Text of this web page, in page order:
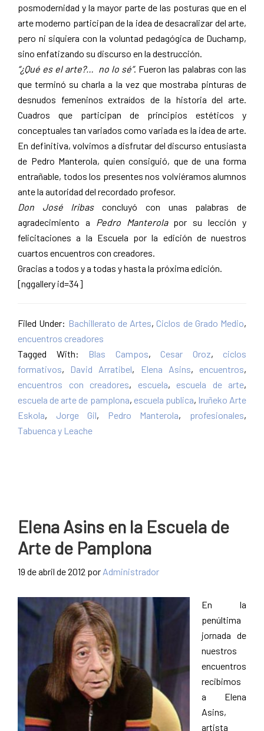
posmodernidad y la mayor parte de las posturas que en el
arte moderno participan de la idea de desacralizar del arte,
pero ni siquiera con la voluntad pedagógica de Duchamp,
sino enfatizando su discurso en la destrucción.
“¿Qué es el arte?… no lo sé”. Fueron las palabras con las
que terminó su charla a la vez que mostraba pinturas de
desnudos femeninos extraídos de la historia del arte.
Cuadros que participan de principios estéticos y
conceptuales tan variados como variada es la idea de arte.
En definitiva, volvimos a disfrutar del discurso entusiasta
de Pedro Manterola, quien consiguió, que de una forma
entrañable, todos los presentes nos volviéramos alumnos
ante la autoridad del recordado profesor.
Don José Iribasconcluyó con unas palabras de
agradecimiento a Pedro Manterola por su lección y
felicitaciones a la Escuela por la edición de nuestros
cuartos encuentros con creadores.
Gracias a todos y a todas y hasta la próxima edición.
[nggallery id=34]
Filed Under: Bachillerato de Artes, Ciclos de Grado Medio,
encuentros creadores
Tagged With:
Blas Campos, Cesar Oroz, ciclos
formativos, David Arratibel, Elena Asins, encuentros,
encuentros con creadores, escuela, escuela de arte,
escuela de arte de pamplona, escuela publica, Iruñeko Arte
Eskola, Jorge Gil, Pedro Manterola, profesionales,
Tabuenca y Leache
Elena Asins en la Escuela de
Arte de Pamplona
19 de abril de 2012 por Administrador
En la
penúltima
jornada de
nuestros
encuentros
recibimos
a Elena
Asins,
artista